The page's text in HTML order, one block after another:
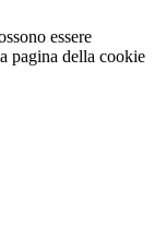
essere
pagina della cookie